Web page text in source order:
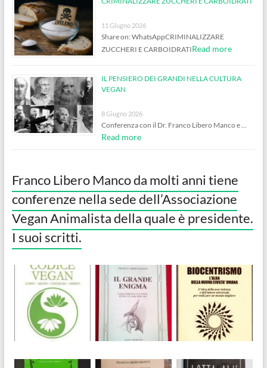
11 Giugno 2026
Share on: WhatsAppCRIMINALIZZARE
ZUCCHERI E CARBOIDRATIRead more
IL PENSIERO DEI GRANDI NELLA CULTURA
VEGAN
8 Giugno 2026
Conferenza con il Dr. Franco Libero Manco e …
Read more
Franco Libero Manco da molti anni tiene
conferenze nella sede dell’Associazione
Vegan Animalista della quale è presidente.
I suoi scritti.